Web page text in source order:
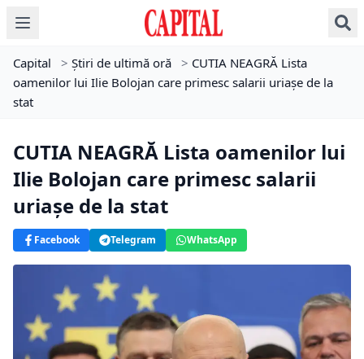
Capital > Știri de ultimă oră > CUTIA NEAGRĂ Lista
oamenilor lui Ilie Bolojan care primesc salarii uriașe de la
stat
CUTIA NEAGRĂ Lista oamenilor lui
Ilie Bolojan care primesc salarii
uriașe de la stat
Facebook Telegram WhatsApp